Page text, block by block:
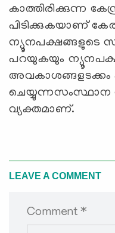
കാത്തിരിക്കുന്ന
പിടിക്കുകയാണ്
ന്യൂനപക്ഷങ്ങളുടെ
പറയുകയും
ചെയ്യുന്നസംസ്ഥാന
വ്യക്തമാണ്.
LEAVE A COMMENT
Comment *